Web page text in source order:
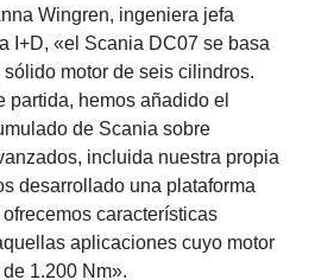
Wingren, ingeniera jefa
I+D, «el Scania DC07 se basa
motor de seis cilindros.
partida, hemos añadido el
de Scania sobre
incluida nuestra propia
desarrollado una plataforma
características
aplicaciones cuyo motor
1.200 Nm».